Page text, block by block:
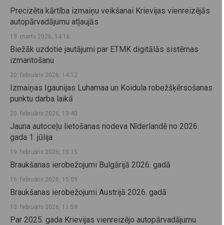
Precizēta kārtība izmaiņu veikšanai Krievijas vienreizējās
autopārvadājumu atļaujās
19. marts 2026, 14:16
Biežāk uzdotie jautājumi par ETMK digitālās sistēmas
izmantošanu
20. februāris 2026, 14:12
Izmaiņas Igaunijas Luhamaa un Koidula robežšķērsošanas
punktu darba laikā
20. februāris 2026, 13:40
Jauna autoceļu lietošanas nodeva Nīderlandē no 2026.
gada 1. jūlija
19. februāris 2026, 15:15
Braukšanas ierobežojumi Bulgārijā 2026. gadā
16. februāris 2026, 15:09
Braukšanas ierobežojumi Austrijā 2026. gadā
13. februāris 2026, 11:59
Par 2025. gada Krievijas vienreizējo autopārvadājumu